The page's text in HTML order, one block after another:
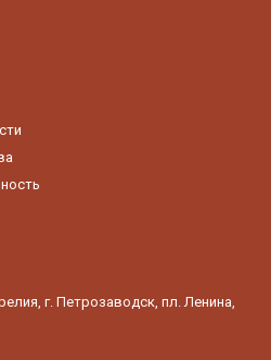
г. Петрозаводск, пл. Ленина,